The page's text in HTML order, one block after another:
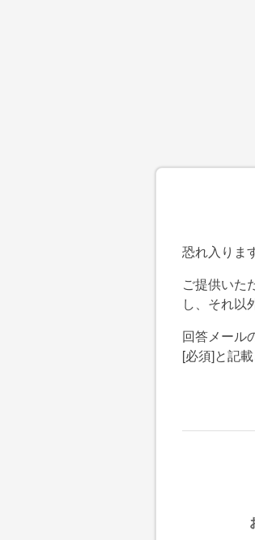
恐れ入りま
ご提供いた
し、それ以
回答メール
[必須]と記